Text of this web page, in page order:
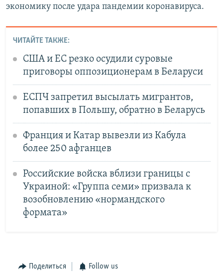
экономику после удара пандемии коронавируса.
ЧИТАЙТЕ ТАКЖЕ:
США и ЕС резко осудили суровые
приговоры оппозиционерам в Беларуси
ЕСПЧ запретил высылать мигрантов,
попавших в Польшу, обратно в Беларусь
Франция и Катар вывезли из Кабула
более 250 афганцев
Российские войска вблизи границы с
Украиной: «Группа семи» призвала к
возобновлению «нормандского
формата»
Поделиться Follow us